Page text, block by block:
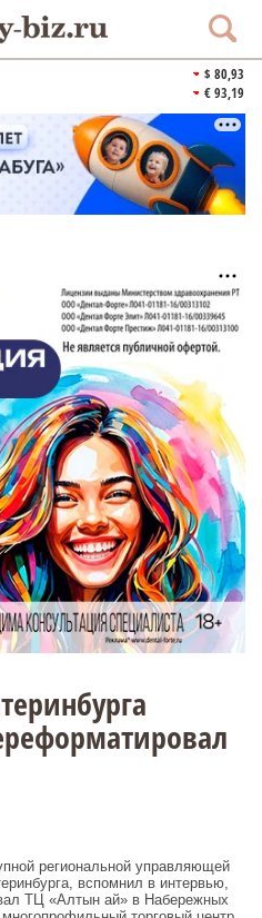
$ 80,93
€ 93,19
региональной управляющей
вспомнил в интервью,
ТЦ «Алтын ай» в Набережных